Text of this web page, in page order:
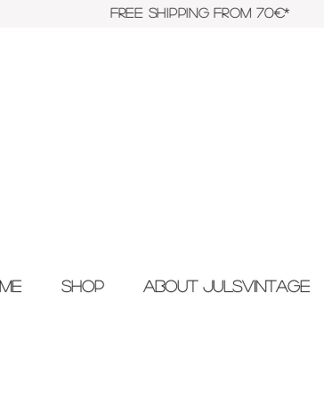
FREE SHIPPING FROM 70€*
Shop About JulsVintage